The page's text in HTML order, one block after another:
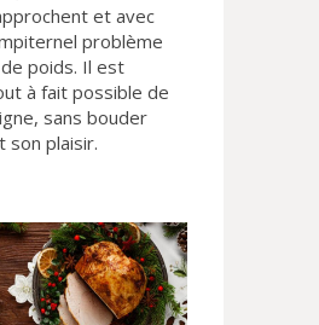
et avec
problème
poids. Il est
à fait possible de
sans bouder
son plaisir.